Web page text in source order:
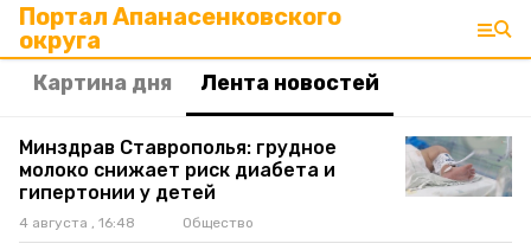
Портал Апанасенковского
округа
Картина дня Лента новостей
Минздрав Ставрополья: грудное
молоко снижает риск диабета и
гипертонии у детей
4 августа , 16:48 Общество